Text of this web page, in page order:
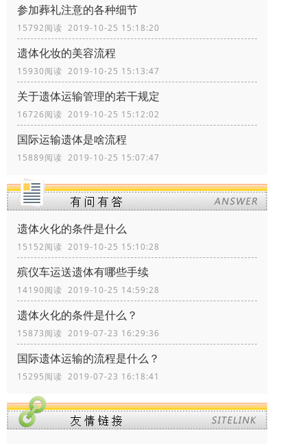
参加葬礼注意的各种细节
15792阅读 2019-10-25 15:18:20
遗体化妆的美容流程
15930阅读 2019-10-25 15:13:47
关于遗体运输管理的若干规定
16726阅读 2019-10-25 15:12:02
国际运输遗体是啥流程
15889阅读 2019-10-25 15:07:47
遗体火化的条件是什么
15152阅读 2019-10-25 15:10:28
殡仪车运送遗体有哪些手续
14190阅读 2019-10-25 14:59:28
遗体火化的条件是什么？
15873阅读 2019-07-23 16:29:36
国际遗体运输的流程是什么？
15295阅读 2019-07-23 16:18:41